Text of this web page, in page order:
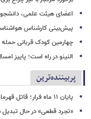
اعضای هیئت علمی،
پیش‌بینی کارشناس
چهارمین کودک قربانی حمله سگ‌های
النینو در راه است؛ پاییز
پربیننده‌ترین
پایان ۱۱ ماه فرار؛ قاتل قهرمان کراسفیت با چهره‌ای تغییرکرده دستگیر شد
«تجرد قطعی» در حال